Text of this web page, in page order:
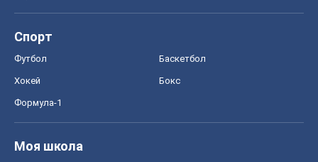
Спорт
Футбол Баскетбол
Хокей Бокс
Формула-1
Моя школа